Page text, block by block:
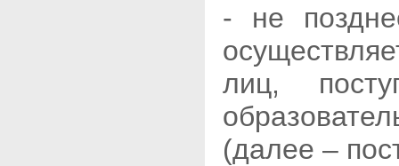
- не
лиц,
(далее –